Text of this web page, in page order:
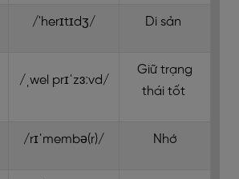
/'herɪtɪdʒ/ Di sản
/ˌwel prɪˈzɜːvd/
Giữ trạng
thái tốt
/rɪˈmembə(r)/ Nhớ